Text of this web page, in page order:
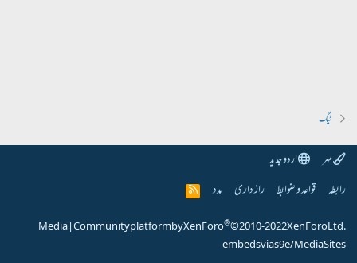
ٹیگ
مہر
اردو جدید
رابطہ قواعد و ضوابط راز داری مدد
R
S
Community platform by XenForo®© 2010-2022 XenForo Ltd.
|
Media
embeds via s9e/MediaSites